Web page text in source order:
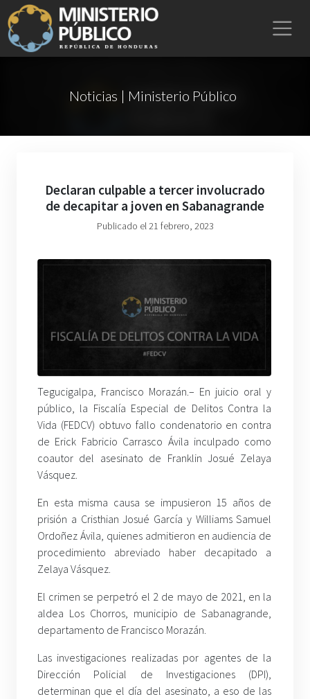
Noticias | Ministerio Público
Declaran culpable a tercer involucrado
de decapitar a joven en Sabanagrande
Publicado el 21 febrero, 2023
Tegucigalpa, Francisco Morazán.– En juicio oral y
público, la Fiscalía Especial de Delitos Contra la
Vida (FEDCV) obtuvo fallo condenatorio en contra
de Erick Fabricio Carrasco Ávila inculpado como
coautor del asesinato de Franklin Josué Zelaya
Vásquez.
En esta misma causa se impusieron 15 años de
prisión a Cristhian Josué García y Williams Samuel
Ordoñez Ávila, quienes admitieron en audiencia de
procedimiento abreviado haber decapitado a
Zelaya Vásquez.
El crimen se perpetró el 2 de mayo de 2021, en la
aldea Los Chorros, municipio de Sabanagrande,
departamento de Francisco Morazán.
Las investigaciones realizadas por agentes de la
Dirección Policial de Investigaciones (DPI),
determinan que el día del asesinato, a eso de las